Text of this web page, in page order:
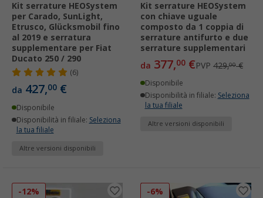
Kit serrature HEOSystem
per Carado, SunLight,
Etrusco, Glücksmobil fino
al 2019 e serratura
supplementare per Fiat
Ducato 250 / 290
(6)
da 427,00 €
Disponibile
Disponibilità in filiale: Seleziona
la tua filiale
Altre versioni disponibili
Kit serrature HEOSystem
con chiave uguale
composto da 1 coppia di
serrature antifurto e due
serrature supplementari
da 377,00 €PVP 429,00€
Disponibile
Disponibilità in filiale: Seleziona
la tua filiale
Altre versioni disponibili
-12% -6%